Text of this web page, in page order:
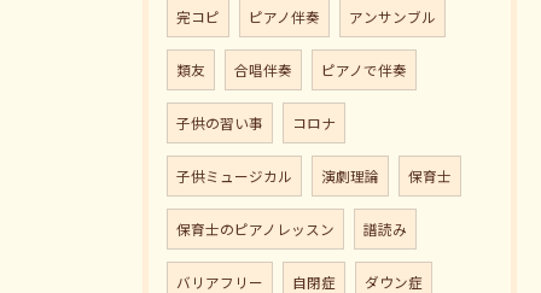
完コピ ピアノ伴奏 アンサンブル
類友 合唱伴奏 ピアノで伴奏
子供の習い事 コロナ
子供ミュージカル 演劇理論 保育士
保育士のピアノレッスン 譜読み
バリアフリー 自閉症 ダウン症